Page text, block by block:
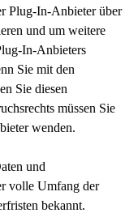
Plug-In-Anbieter über
und um weitere
In-Anbieters
Sie mit den
Sie diesen
müssen Sie
wenden.
und
volle Umfang der
bekannt.